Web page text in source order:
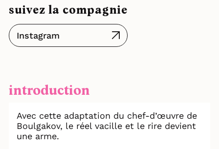
suivez la compagnie
Instagram
introduction
Avec cette adaptation du chef-d’œuvre de
Boulgakov, le réel vacille et le rire devient
une arme.